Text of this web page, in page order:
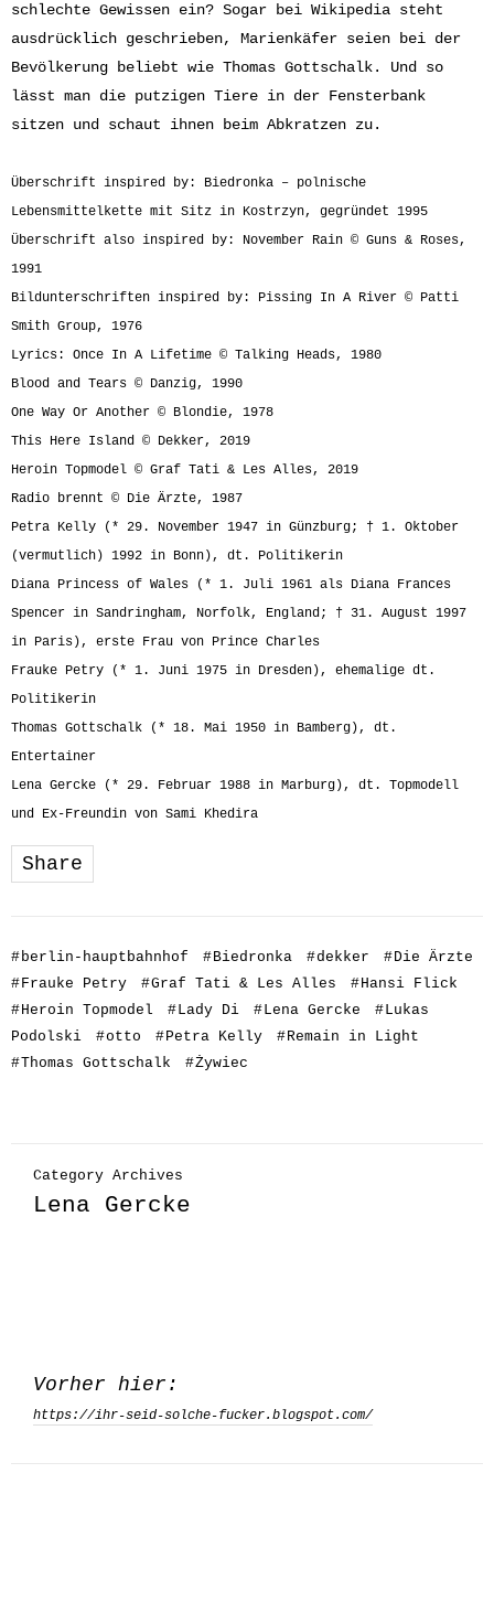
schlechte Gewissen ein? Sogar bei Wikipedia steht
ausdrücklich geschrieben, Marienkäfer seien bei der
Bevölkerung beliebt wie Thomas Gottschalk. Und so
lässt man die putzigen Tiere in der Fensterbank
sitzen und schaut ihnen beim Abkratzen zu.
Überschrift inspired by: Biedronka – polnische
Lebensmittelkette mit Sitz in Kostrzyn, gegründet 1995
Überschrift also inspired by: November Rain © Guns & Roses,
1991
Bildunterschriften inspired by: Pissing In A River © Patti
Smith Group, 1976
Lyrics: Once In A Lifetime © Talking Heads, 1980
Blood and Tears © Danzig, 1990
One Way Or Another © Blondie, 1978
This Here Island © Dekker, 2019
Heroin Topmodel © Graf Tati & Les Alles, 2019
Radio brennt © Die Ärzte, 1987
Petra Kelly (* 29. November 1947 in Günzburg; † 1. Oktober
(vermutlich) 1992 in Bonn), dt. Politikerin
Diana Princess of Wales (* 1. Juli 1961 als Diana Frances
Spencer in Sandringham, Norfolk, England; † 31. August 1997
in Paris), erste Frau von Prince Charles
Frauke Petry (* 1. Juni 1975 in Dresden), ehemalige dt.
Politikerin
Thomas Gottschalk (* 18. Mai 1950 in Bamberg), dt.
Entertainer
Lena Gercke (* 29. Februar 1988 in Marburg), dt. Topmodell
und Ex-Freundin von Sami Khedira
Share
#berlin-hauptbahnhof #Biedronka #dekker #Die Ärzte
#Frauke Petry #Graf Tati & Les Alles #Hansi Flick
#Heroin Topmodel #Lady Di #Lena Gercke #Lukas
Podolski
#otto #Petra Kelly #Remain in Light
#Thomas Gottschalk #Żywiec
Category Archives
Lena Gercke
Vorher hier:
https://ihr-seid-solche-fucker.blogspot.com/